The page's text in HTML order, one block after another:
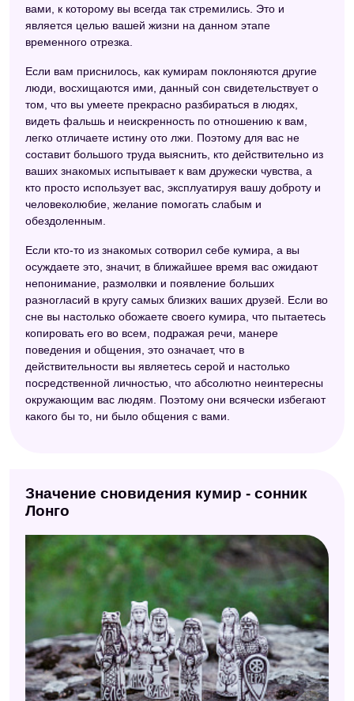
вами, к которому вы всегда так стремились. Это и
является целью вашей жизни на данном этапе
временного отрезка.
Если вам приснилось, как кумирам поклоняются другие
люди, восхищаются ими, данный сон свидетельствует о
том, что вы умеете прекрасно разбираться в людях,
видеть фальшь и неискренность по отношению к вам,
легко отличаете истину ото лжи. Поэтому для вас не
составит большого труда выяснить, кто действительно из
ваших знакомых испытывает к вам дружески чувства, а
кто просто использует вас, эксплуатируя вашу доброту и
человеколюбие, желание помогать слабым и
обездоленным.
Если кто-то из знакомых сотворил себе кумира, а вы
осуждаете это, значит, в ближайшее время вас ожидают
непонимание, размолвки и появление больших
разногласий в кругу самых близких ваших друзей. Если во
сне вы настолько обожаете своего кумира, что пытаетесь
копировать его во всем, подражая речи, манере
поведения и общения, это означает, что в
действительности вы являетесь серой и настолько
посредственной личностью, что абсолютно неинтересны
окружающим вас людям. Поэтому они всячески избегают
какого бы то, ни было общения с вами.
Значение сновидения кумир - сонник
Лонго